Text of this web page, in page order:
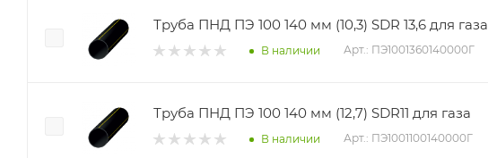
Труба ПНД ПЭ 100 140 мм (10,3) SDR 13,6 для газа
В наличии Арт.: ПЭ1001360140000Г
Труба ПНД ПЭ 100 140 мм (12,7) SDR11 для газа
В наличии Арт.: ПЭ1001100140000Г